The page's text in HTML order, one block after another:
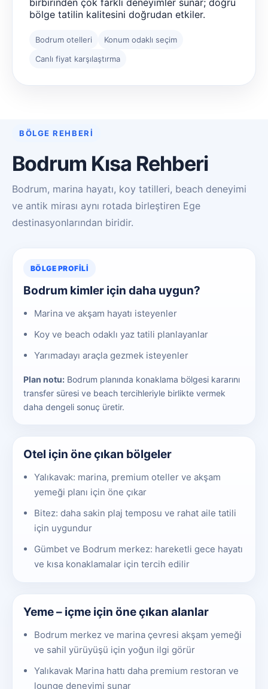
birbirinden çok farklı deneyimler sunar; doğru
bölge tatilin kalitesini doğrudan etkiler.
Bodrum otelleri
Konum odaklı seçim
Canlı fiyat karşılaştırma
BÖLGE REHBERI
Bodrum Kısa Rehberi
Bodrum, marina hayatı, koy tatilleri, beach deneyimi
ve antik mirası aynı rotada birleştiren Ege
destinasyonlarından biridir.
BÖLGE PROFILI
Bodrum kimler için daha uygun?
Marina ve akşam hayatı isteyenler
Koy ve beach odaklı yaz tatili planlayanlar
Yarımadayı araçla gezmek isteyenler
Plan notu: Bodrum planında konaklama bölgesi kararını
transfer süresi ve beach tercihleriyle birlikte vermek
daha dengeli sonuç üretir.
Otel için öne çıkan bölgeler
Yalıkavak: marina, premium oteller ve akşam
yemeği planı için öne çıkar
Bitez: daha sakin plaj temposu ve rahat aile tatili
için uygundur
Gümbet ve Bodrum merkez: hareketli gece hayatı
ve kısa konaklamalar için tercih edilir
Yeme – içme için öne çıkan alanlar
Bodrum merkez ve marina çevresi akşam yemeği
ve sahil yürüyüşü için yoğun ilgi görür
Yalıkavak Marina hattı daha premium restoran ve
lounge deneyimi sunar